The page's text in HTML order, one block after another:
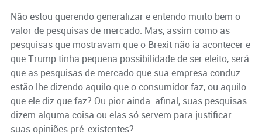
Não estou querendo generalizar e entendo muito bem o
valor de pesquisas de mercado. Mas, assim como as
pesquisas que mostravam que o Brexit não ia acontecer e
que Trump tinha pequena possibilidade de ser eleito, será
que as pesquisas de mercado que sua empresa conduz
estão lhe dizendo aquilo que o consumidor faz, ou aquilo
que ele diz que faz? Ou pior ainda: afinal, suas pesquisas
dizem alguma coisa ou elas só servem para justificar
suas opiniões pré-existentes?